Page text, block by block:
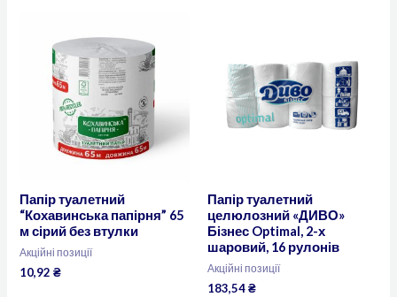
Папір туалетний
“Кохавинська папірня” 65
м сірий без втулки
Акційні позиції
10,92₴
Папір туалетний
целюлозний «ДИВО»
Бізнес Optimal, 2-х
шаровий, 16 рулонів
Акційні позиції
183,54₴